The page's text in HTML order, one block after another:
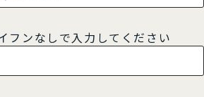
フンなしで入力してください